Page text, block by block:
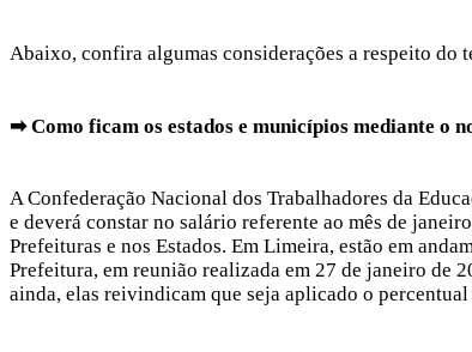
Abaixo, confira algumas considerações a respeito do
➡ Como ficam os estados e municípios mediante o
A Confederação Nacional dos Trabalhadores da
e deverá constar no salário referente ao mês de
Prefeituras e nos Estados. Em Limeira, estão em
Prefeitura, em reunião realizada em 27 de janeiro de
ainda, elas reivindicam que seja aplicado o